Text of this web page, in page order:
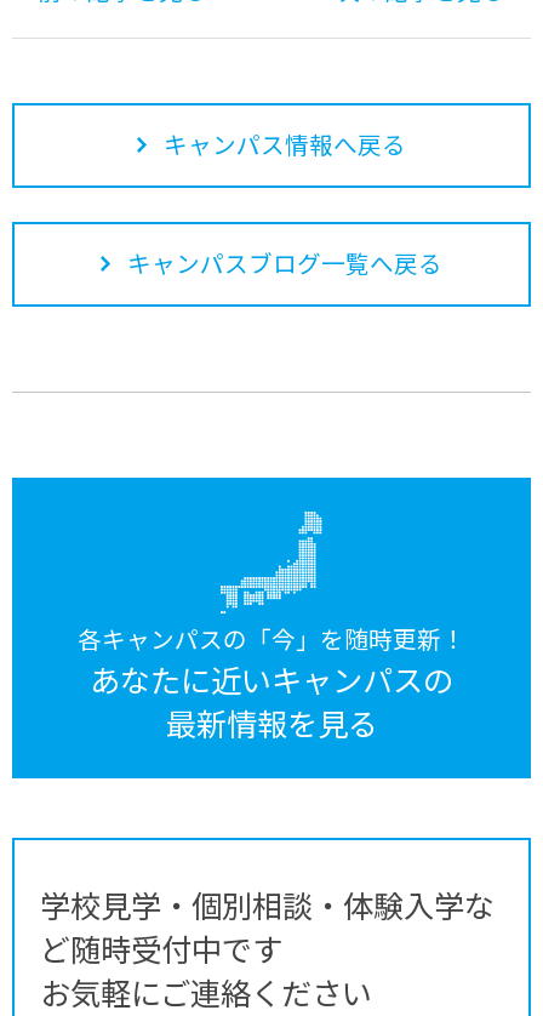
キャンパス情報へ戻る
キャンパスブログ一覧へ戻る
各キャンパスの「今」を随時更新！
あなたに近いキャンパスの
最新情報を見る
学校見学・個別相談・体験入学な
ど随時受付中です
お気軽にご連絡ください